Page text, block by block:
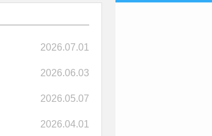
2026.07.01
2026.06.03
2026.05.07
2026.04.01